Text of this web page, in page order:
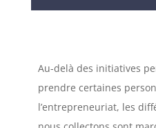
Au-delà des initiatives
prendre certaines
l’entrepreneuriat, les